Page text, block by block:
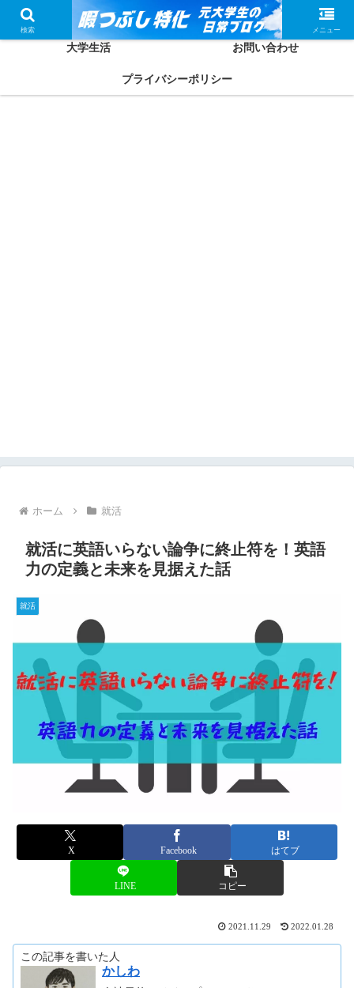
ホーム かしわってどんな人？
大学生活 お問い合わせ
プライバシーポリシー
ホーム 就活
就活に英語いらない論争に終止符を！英語
力の定義と未来を見据えた話
就活
X Facebook はてブ
LINE コピー
2021.11.29 2022.01.28
この記事を書いた人
かしわ
検索 メニュー